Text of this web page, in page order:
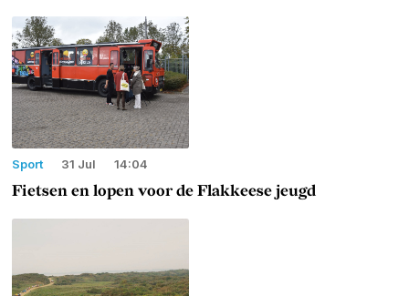
Sport 31 Jul 14:04
Fietsen en lopen voor de Flakkeese jeugd